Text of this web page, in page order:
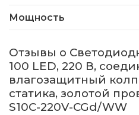
Мощность
Отзывы о
100 LED, 220 В,
влагозащитный
статика, золотой
S10C-220V-CGd/WW